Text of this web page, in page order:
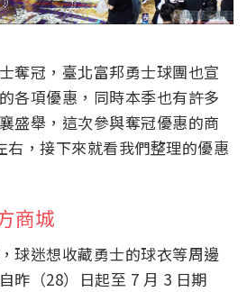
奪冠，臺北富邦勇士球團也宣
各項優惠，同時本季也有許多
盛舉，這次參與奪冠優惠的商
右，接下來就看我們整理的優惠
商城
球迷想收藏勇士的球衣等周邊
昨（28）日起至 7 月 3 日期